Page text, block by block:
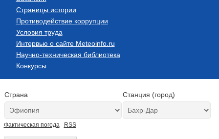
Страницы истории
Противодействие коррупции
Условия труда
Интервью о сайте Meteoinfo.ru
Научно-техническая библиотека
Конкурсы
Страна Станция (город)
Фактическая погода RSS